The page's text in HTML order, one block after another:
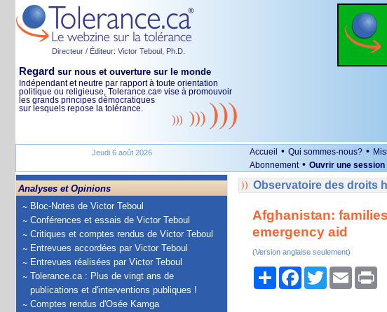
Directeur / Éditeur: Victor Teboul, Ph.D.
Regard sur nous et ouverture sur le monde
Indépendant et neutre par rapport à toute orientation
politique ou religieuse, Tolerance.ca® vise à promouvoir
les grands principes démocratiques
sur lesquels repose la tolérance.
Jeudi 6 août 2026 Accueil • Qui sommes-nous? •
Abonnement • Ouvrir une session
Analyses et Opinions
Bloc-Notes de Victor Teboul
Conférences et essais de Victor Teboul
Critiques et comptes rendus de Victor Teboul
Entrevues accordées par Victor Teboul
Entrevues réalisées par Victor Teboul
Tolerance.ca : Plus de vingt ans de
publications et d'interventions publiques !
Comptes rendus d'Osée Kamga
Observatoire des droits
Afghanistan:
emergency aid
(Version anglaise seulement)
PartagerFacebook
TwitterEmail